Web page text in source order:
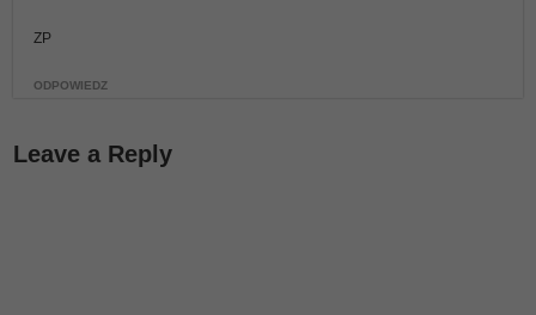
ZP
ODPOWIEDZ
Leave a Reply